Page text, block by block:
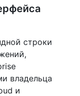
строки
владельца
и